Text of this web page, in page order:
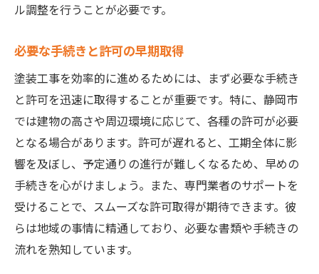
最新の補助金制度情報
利用可能な補助金の種類
補助金活用によるコスト削減例
自治体による支援の特徴
補助金の受給資格条件
塗装工事を成功させるためのスケジュール管理
術
作業工程の細分化と時間管理
進捗状況の見える化ツール活用
リスク管理と代替プランの構築
ル調整を行うことが必要です。
必要な手続きと許可の早期取得
塗装工事を効率的に進めるためには、まず必要な手続き
と許可を迅速に取得することが重要です。特に、静岡市
では建物の高さや周辺環境に応じて、各種の許可が必要
となる場合があります。許可が遅れると、工期全体に影
響を及ぼし、予定通りの進行が難しくなるため、早めの
手続きを心がけましょう。また、専門業者のサポートを
受けることで、スムーズな許可取得が期待できます。彼
らは地域の事情に精通しており、必要な書類や手続きの
流れを熟知しています。